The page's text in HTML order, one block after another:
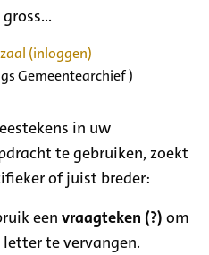
(inloggen)
Gemeentearchief )
in uw
te gebruiken, zoekt
of juist breder:
eenvraagteken (?) om
letter te vervangen.